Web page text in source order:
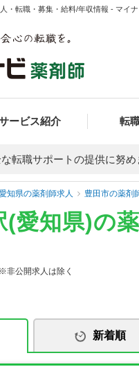
・転職・募集・給料/年収情報 - マイ
ービス紹介 転
転職サポートの提供に努め
知県の薬剤師求人 豊田市の薬剤
(愛知県)の
※非公開求人は除く
新着順